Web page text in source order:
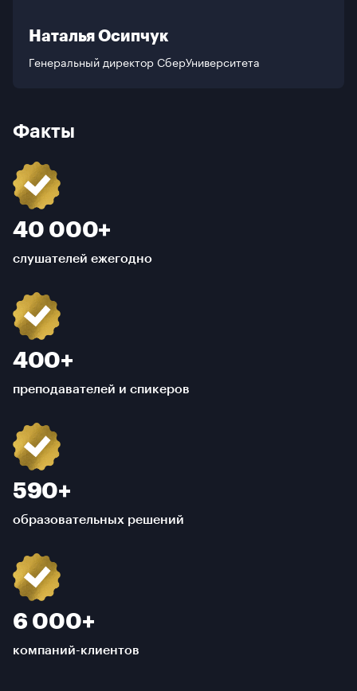
Наталья Осипчук
Генеральный директор СберУниверситета
Факты
40 000+
слушателей ежегодно
400+
преподавателей и спикеров
590+
образовательных решений
6 000+
компаний-клиентов